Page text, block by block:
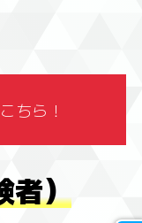
ちら！
者）